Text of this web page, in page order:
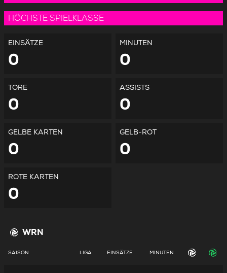
HÖCHSTE SPIELKLASSE
EINSÄTZE
0
MINUTEN
0
TORE
0
ASSISTS
0
GELBE KARTEN
0
GELB-ROT
0
ROTE KARTEN
0
WRN
SAISON LIGA EINSÄTZE MINUTEN